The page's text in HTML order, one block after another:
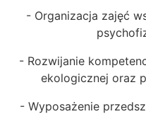
- Organizacja zajęć
- Rozwijanie
ekologicznej oraz
- Wyposażenie